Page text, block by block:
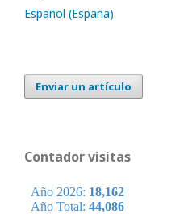
Español (España)
Enviar un artículo
Contador visitas